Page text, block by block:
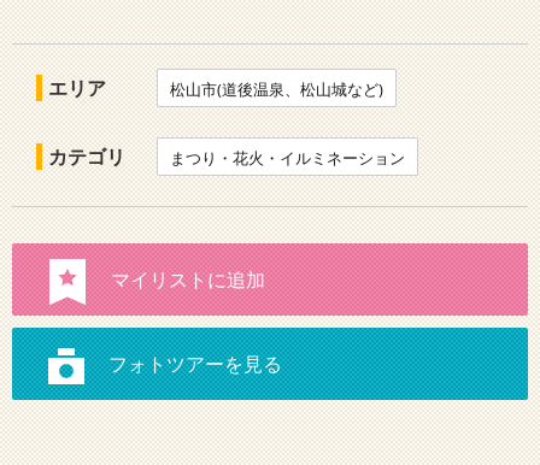
エリア 松山市(道後温泉、松山城など)
カテゴリ まつり・花火・イルミネーション